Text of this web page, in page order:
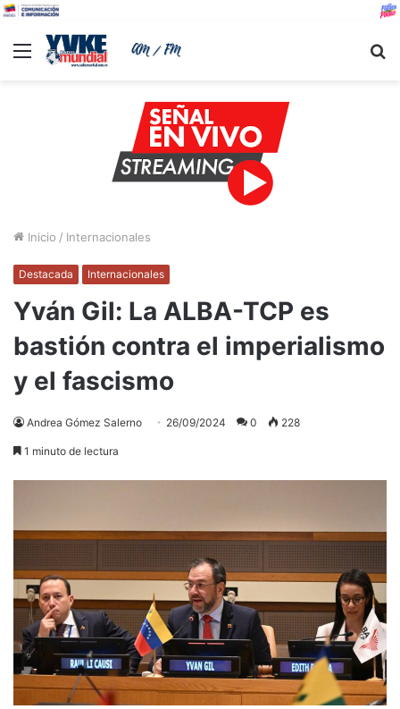
Menu
Inicio / Internacionales
Destacada Internacionales
Yván Gil: La ALBA-TCP es
bastión contra el imperialismo
y el fascismo
Andrea Gómez Salerno 26/09/2024 0 228
1 minuto de lectura